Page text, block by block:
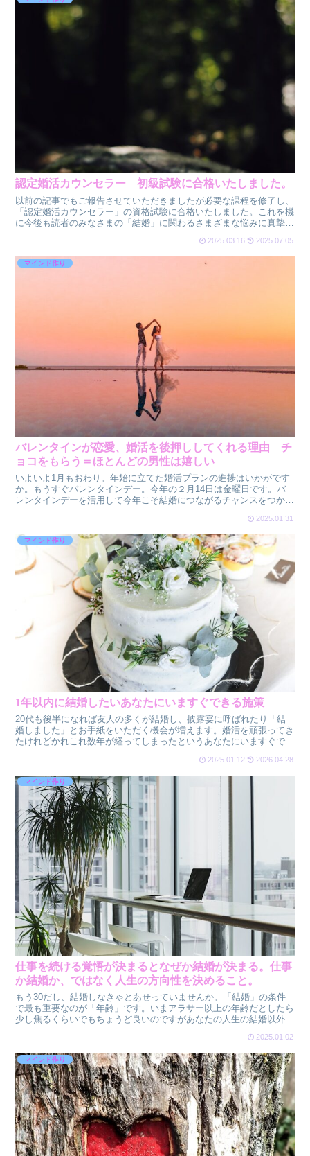
認定婚活カウンセラー 初級試験に合格いたしました。
以前の記事でもご報告させていただきましたが必要な課程を修了し、
「認定婚活カウンセラー」の資格試験に合格いたしました。これを機
に今後も読者のみなさまの「結婚」に関わるさまざまな悩みに真摯に
2025.03.16 2025.07.05
マインド作り
バレンタインが恋愛、婚活を後押ししてくれる理由 チ
ョコをもらう＝ほとんどの男性は嬉しい
いよいよ1月もおわり。年始に立てた婚活プランの進捗はいかがです
か。もうすぐバレンタインデー。今年の２月14日は金曜日です。バ
レンタインデーを活用して今年こそ結婚につながるチャンスをつかみ
2025.01.31
マインド作り
1年以内に結婚したいあなたにいますぐできる施策
20代も後半になれば友人の多くが結婚し、披露宴に呼ばれたり「結
婚しました」とお手紙をいただく機会が増えます。婚活を頑張ってき
たけれどかれこれ数年が経ってしまったというあなたにいますぐでき
2025.01.12 2026.04.28
マインド作り
仕事を続ける覚悟が決まるとなぜか結婚が決まる。仕事
か結婚か、ではなく人生の方向性を決めること。
もう30だし、結婚しなきゃとあせっていませんか。「結婚」の条件
で最も重要なのが「年齢」です。いまアラサー以上の年齢だとしたら
少し焦るくらいでもちょうど良いのですがあなたの人生の結婚以外の
2025.01.02
マインド作り